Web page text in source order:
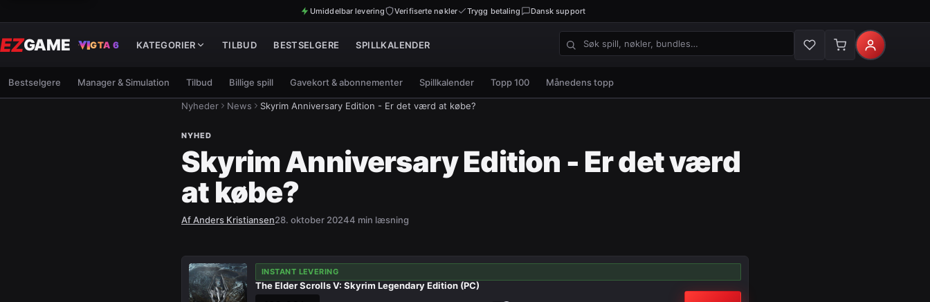
Umiddelbar levering Verifiserte nøkler Trygg betaling Dansk support
EZGAME GTA 6 KATEGORIER TILBUD BESTSELGERE SPILLKALENDER
Søk spill, nøkler og bundles
Bestselgere Manager & Simulation Tilbud Billige spill Gavekort & abonnementer Spillkalender Topp 100 Månedens topp
Nyheder News Skyrim Anniversary Edition - Er det værd at købe?
NYHED
Skyrim Anniversary Edition - Er det værd
at købe?
AfAnders Kristiansen28. oktober 20244 min læsning
INSTANT LEVERING
The Elder Scrolls V: Skyrim Legendary Edition (PC)